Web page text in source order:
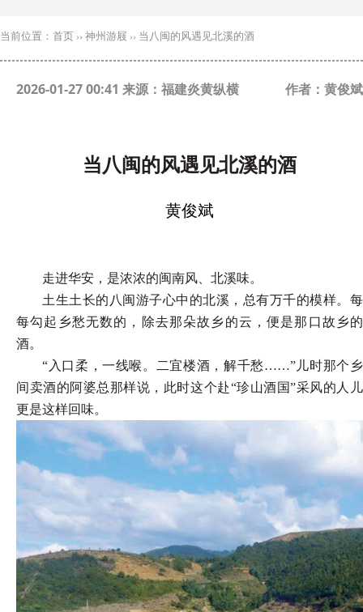
当前位置： 首页 ›› 神州游屐 ›› 当八闽的风遇见北溪的酒
2026-01-27 00:41 来源：福建炎黄纵横 作者：黄俊斌
当八闽的风遇见北溪的酒
黄俊斌
走进华安，是浓浓的闽南风、北溪味。
土生土长的八闽游子心中的北溪，总有万千的模样。每
每勾起 乡愁无数的，除去那朵故乡的云，便是那口故乡的
酒。
“入口柔，一线喉。二宜楼酒，解千愁……”儿时那个乡
间卖酒的阿婆总那样说，此时这个赴“珍山酒国”采风的人儿
更是这样回味。